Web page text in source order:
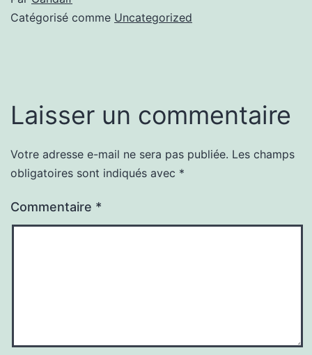
Catégorisé comme Uncategorized
Laisser un commentaire
Votre adresse e-mail ne sera pas publiée. Les champs
obligatoires sont indiqués avec *
Commentaire *